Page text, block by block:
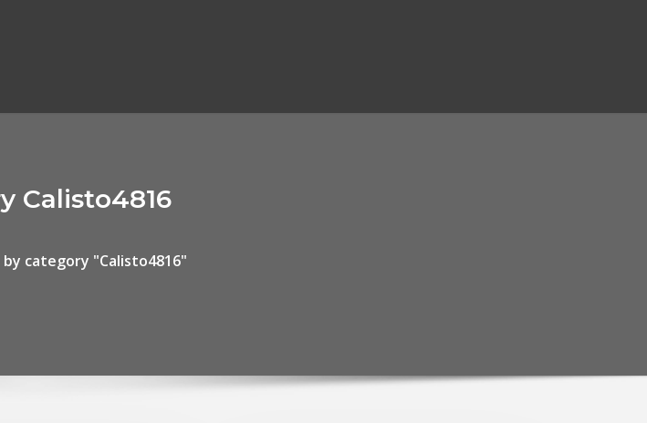
Calisto4816
category "Calisto4816"